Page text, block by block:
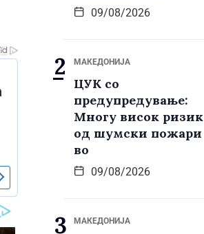
09/08/2026
МАКЕДОНИЈА
ЦУК со
предупредување:
Многу висок ризик
од шумски пожари
во
09/08/2026
МАКЕДОНИЈА